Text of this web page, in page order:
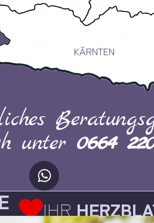
KÄRNTEN
unter 0664
IHR